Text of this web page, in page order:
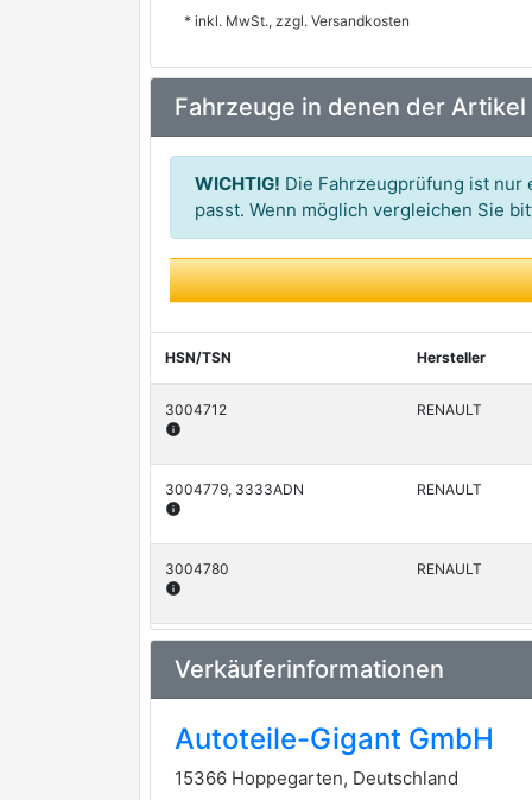
TRW premium Marke
MEYLE premium Marke
A.B.S.
SKF
OPTIMAL
LEMFÖRDER premium Marke
MOOG premium Marke
AKRON-MALÒ
FARE SA
FIRST LINE
MONROE
Metalcaucho
ORIGINAL IMPERIUM
QUINTON HAZELL
* inkl. MwSt., zzgl. Versandkosten
Fahrzeuge in denen der
WICHTIG! Die Fahrzeugprüfung ist nur
passt. Wenn möglich vergleichen Sie
HSN/TSN Hersteller
3004712
info
RENAULT
3004779, 3333ADN
info
RENAULT
3004780
info
RENAULT
info
Verkäuferinformationen
Autoteile-Gigant GmbH
15366 Hoppegarten, Deutschland